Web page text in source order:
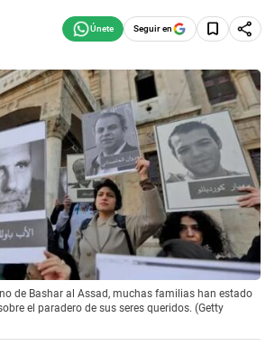
Seguir en
de Bashar al Assad, muchas familias han estado
el paradero de sus seres queridos. (Getty